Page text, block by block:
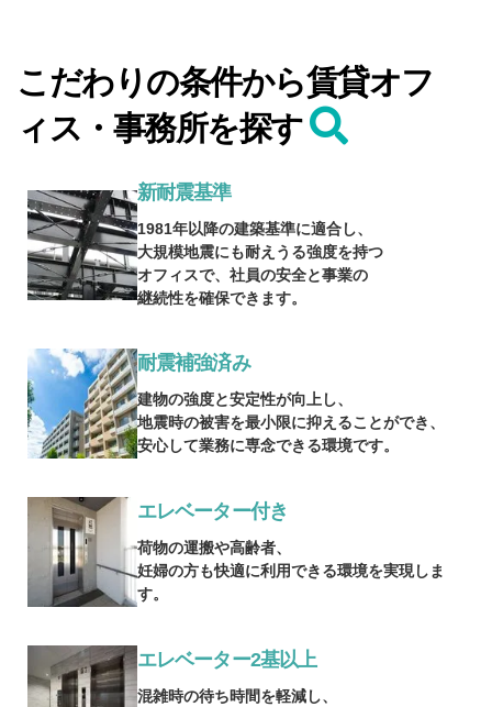
こだわりの条件から賃貸オフ
ィス・事務所を探す
新耐震基準
1981年以降の建築基準に適合し、
大規模地震にも耐えうる強度を持つ
オフィスで、社員の安全と事業の
継続性を確保できます。
耐震補強済み
建物の強度と安定性が向上し、
地震時の被害を最小限に抑えることができ、
安心して業務に専念できる環境です。
エレベーター付き
荷物の運搬や高齢者、
妊婦の方も快適に利用できる環境を実現しま
す。
エレベーター2基以上
混雑時の待ち時間を軽減し、